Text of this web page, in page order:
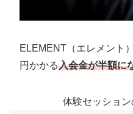
ELEMENT（エレメント
円かかる入会金が半額に
体験セッション